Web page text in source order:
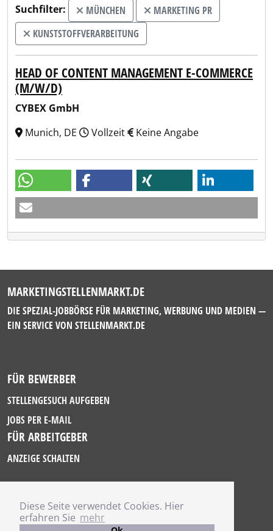
Diese Seite verwendet Cookies. Hier
erfahren Sie mehr
Suchfilter: MÜNCHEN
MARKETING PR
KUNSTSTOFFVERARBEITUNG
HEAD OF CONTENT MANAGEMENT E-COMMERCE
(M/W/D)
CYBEX GmbH
Munich, DE
Vollzeit Keine Angabe
MARKETINGSTELLENMARKT.DE
DIE SPEZIAL-JOBBÖRSE FÜR MARKETING, WERBUNG UND MEDIEN —
EIN SERVICE VON STELLENMARKT.DE
FÜR BEWERBER
STELLENGESUCH AUFGEBEN
JOBS PER E-MAIL
FÜR ARBEITGEBER
ANZEIGE SCHALTEN
IMPRESSUM
DATENSCHUTZ